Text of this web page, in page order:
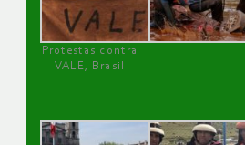
Protestas contra
VALE, Brasil